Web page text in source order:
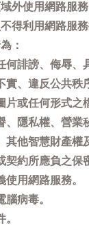
外使用網路服
得利用網路服
：
何誹謗、侮辱、
實、違反公共秩
片或任何形式之
、隱私權、營業
其他智慧財產權
契約所應負之保
使用網路服務。
病毒。